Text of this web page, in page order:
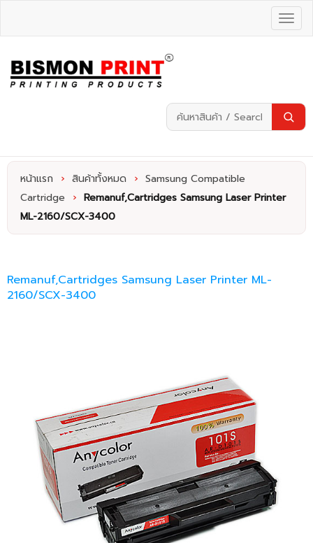
หน้าแรก › สินค้าทั้งหมด › Samsung Compatible
Cartridge
› Remanuf,Cartridges Samsung Laser Printer
ML-2160/SCX-3400
Remanuf,Cartridges Samsung Laser Printer ML-
2160/SCX-3400